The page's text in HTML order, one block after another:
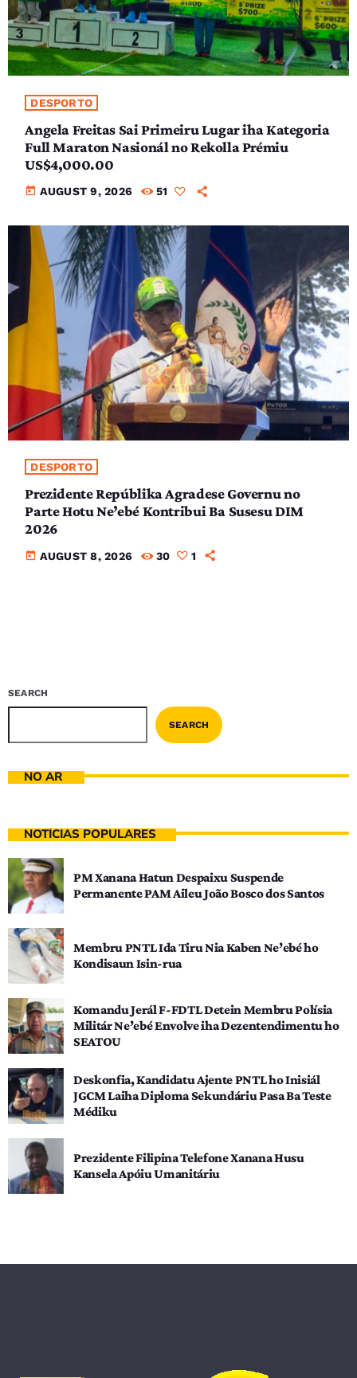
DESPORTO
Angela Freitas Sai Primeiru Lugar iha Kategoria
Full Maraton Nasionál no Rekolla Prémiu
US$4,000.00
today AUGUST 9, 2026 51
DESPORTO
Prezidente Repúblika Agradese Governu no
Parte Hotu Ne’ebé Kontribui Ba Susesu DIM
2026
today AUGUST 8, 2026 30 1
SEARCH
SEARCH
NO AR
NOTÍCIAS POPULARES
PM Xanana Hatun Despaixu Suspende
Permanente PAM Aileu João Bosco dos Santos
Membru PNTL Ida Tiru Nia Kaben Ne’ebé ho
Kondisaun Isin-rua
Komandu Jerál F-FDTL Detein Membru Polísia
Militár Ne’ebé Envolve iha Dezentendimentu ho
SEATOU
Deskonfia, Kandidatu Ajente PNTL ho Inisiál
JGCM Laiha Diploma Sekundáriu Pasa Ba Teste
Médiku
Prezidente Filipina Telefone Xanana Husu
Kansela Apóiu Umanitáriu